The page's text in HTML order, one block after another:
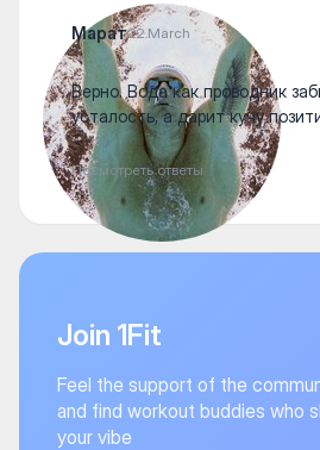
Марат22 March
Верно. Вода как проводник
усталость, а дарит кучу
Посмотреть ответы
Join 1Fit
Feel the support of the
and find workout buddies who
your vibe